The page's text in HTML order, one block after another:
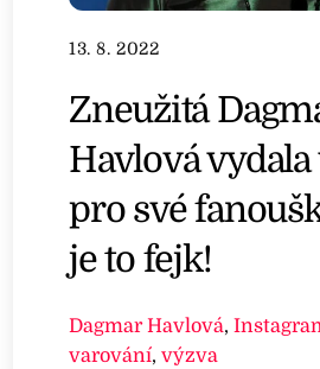
13. 8. 2022
Zneužitá
Havlová
pro své
je to fejk!
Dagmar Havlová,
varování,výzva